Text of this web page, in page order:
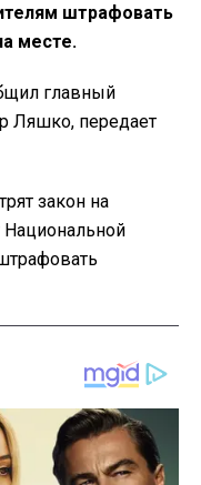
штрафовать
месте.
главный
Ляшко, передает
закон на